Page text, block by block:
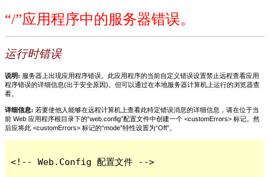
“/”应用程序中的服务器错误。
运行时错误
说明: 服务器上出现应用程序错误。此应用程序的当前自定义错误设置禁止远程查看应用
程序错误的详细信息(出于安全原因)。但可以通过在本地服务器计算机上运行的浏览器查
看。
详细信息: 若要使他人能够在远程计算机上查看此特定错误消息的详细信息，请在位于当
前 Web 应用程序根目录下的“web.config”配置文件中创建一个 <customErrors> 标记。然
后应将此 <customErrors> 标记的“mode”特性设置为“Off”。
<!-- Web.Config 配置文件 -->